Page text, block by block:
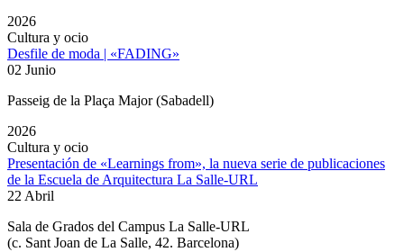
2026
Cultura y ocio
Desfile de moda | «FADING»
02 Junio
Passeig de la Plaça Major (Sabadell)
2026
Cultura y ocio
Presentación de «Learnings from», la nueva serie de publicaciones
de la Escuela de Arquitectura La Salle-URL
22 Abril
Sala de Grados del Campus La Salle-URL
(c. Sant Joan de La Salle, 42. Barcelona)